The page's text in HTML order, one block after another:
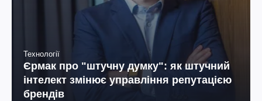
Технології
Єрмак про "штучну думку": як штучний
інтелект змінює управління репутацією
брендів